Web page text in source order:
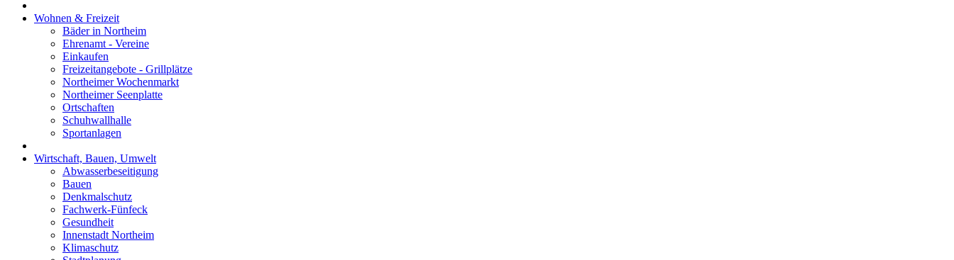
Wohnen & Freizeit
Bäder in Northeim
Ehrenamt - Vereine
Einkaufen
Freizeitangebote - Grillplätze
Northeimer Wochenmarkt
Northeimer Seenplatte
Ortschaften
Schuhwallhalle
Sportanlagen
Wirtschaft, Bauen, Umwelt
Abwasserbeseitigung
Bauen
Denkmalschutz
Fachwerk-Fünfeck
Gesundheit
Innenstadt Northeim
Klimaschutz